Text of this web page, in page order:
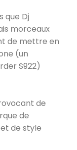
que Dj
morceaux
de mettre en
(un
S922)
de
de
de style